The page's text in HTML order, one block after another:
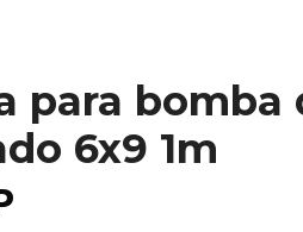
para bomba
6x9 1m